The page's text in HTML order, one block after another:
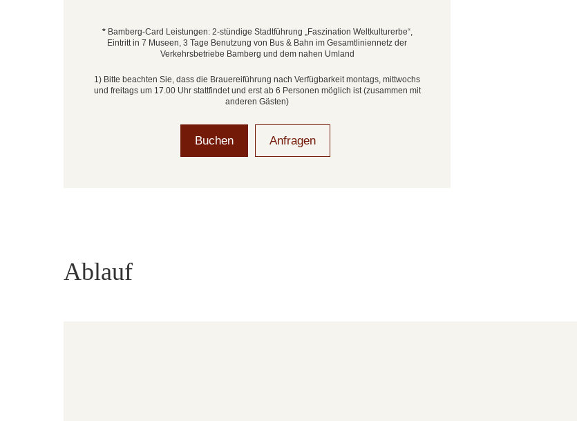
*Bamberg-Card Leistungen: 2-stündige Stadtführung „Faszination Weltkulturerbe“,
Eintritt in 7 Museen, 3 Tage Benutzung von Bus & Bahn im Gesamtliniennetz der
Verkehrsbetriebe Bamberg und dem nahen Umland
1) Bitte beachten Sie, dass die Brauereiführung nach Verfügbarkeit montags, mittwochs
und freitags um 17.00 Uhr stattfindet und erst ab 6 Personen möglich ist (zusammen mit
anderen Gästen)
Buchen Anfragen
Ablauf